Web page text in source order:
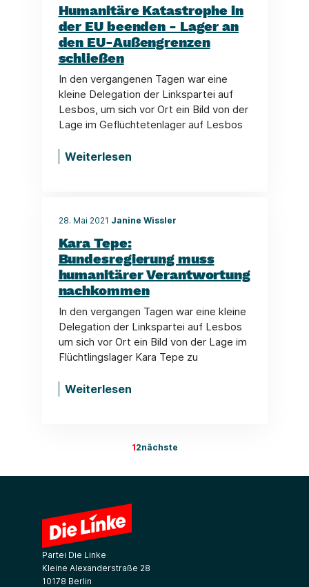
Humanitäre Katastrophe in
der EU beenden - Lager an
den EU-Außengrenzen
schließen
In den vergangenen Tagen war eine
kleine Delegation der Linkspartei auf
Lesbos, um sich vor Ort ein Bild von der
Lage im Geflüchtetenlager auf Lesbos
Weiterlesen
28. Mai 2021 Janine Wissler
Kara Tepe:
Bundesregierung muss
humanitärer Verantwortung
nachkommen
In den vergangen Tagen war eine kleine
Delegation der Linkspartei auf Lesbos
um sich vor Ort ein Bild von der Lage im
Flüchtlingslager Kara Tepe zu
Weiterlesen
12nächste
Partei Die Linke
Kleine Alexanderstraße 28
10178 Berlin